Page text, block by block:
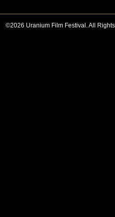
©2026 Uranium Film Festival. All